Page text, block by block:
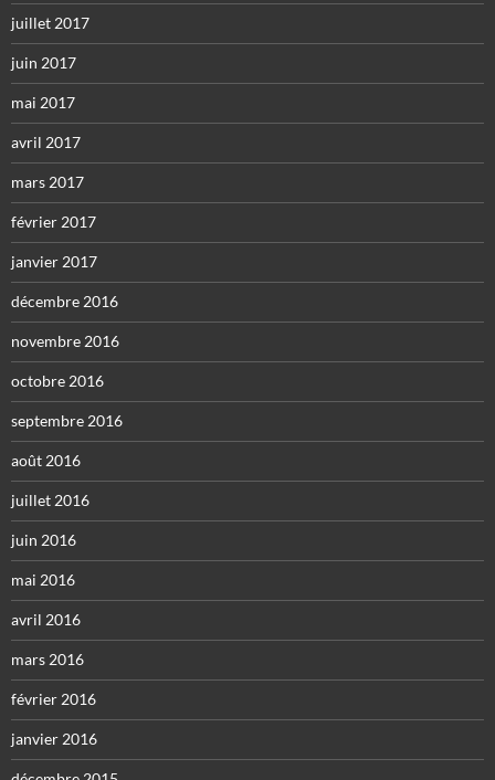
juillet 2017
juin 2017
mai 2017
avril 2017
mars 2017
février 2017
janvier 2017
décembre 2016
novembre 2016
octobre 2016
septembre 2016
août 2016
juillet 2016
juin 2016
mai 2016
avril 2016
mars 2016
février 2016
janvier 2016